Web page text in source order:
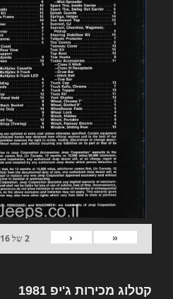
«
‹
2של16
קטלוג מכירות ג'יפ 1981